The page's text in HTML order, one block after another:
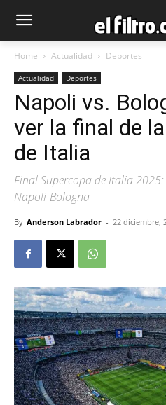
Home Actualidad Deportes
Actualidad Deportes
Napoli vs.
ver la final de
de Italia
Final Supercopa de Italia
Napoli-Bologna
By Anderson Labrador - 22 diciembre,